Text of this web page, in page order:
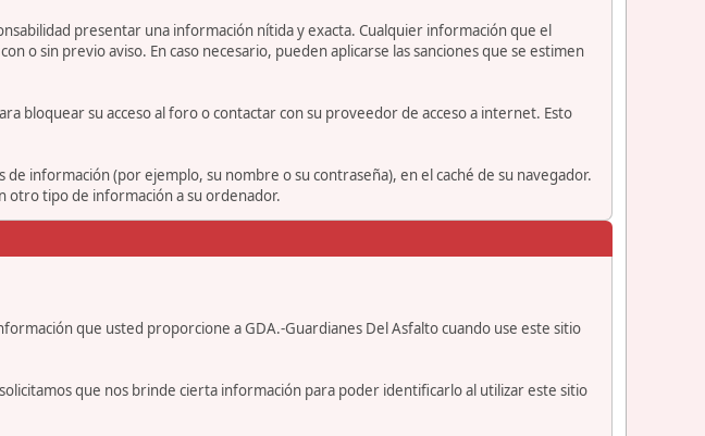
presentar una información nítida y exacta. Cualquier información que el
o sin previo aviso. En caso necesario, pueden aplicarse las sanciones que se estimen
bloquear su acceso al foro o contactar con su proveedor de acceso a internet. Esto
información (por ejemplo, su nombre o su contraseña), en el caché de su navegador.
otro tipo de información a su ordenador.
que usted proporcione a GDA.-Guardianes Del Asfalto cuando use este sitio
que nos brinde cierta información para poder identificarlo al utilizar este sitio